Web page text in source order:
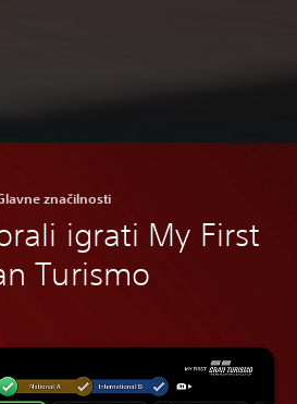
značilnosti
igrati My First
Turismo